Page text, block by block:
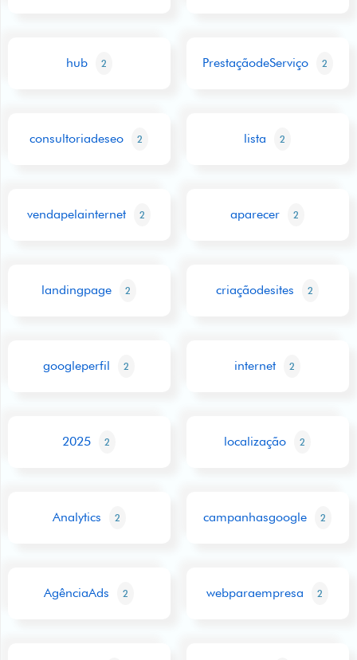
hub 2 PrestaçãodeServiço 2
consultoriadeseo 2 lista 2
vendapelainternet 2 aparecer 2
landingpage 2 criaçãodesites 2
googleperfil 2 internet 2
2025 2 localização 2
Analytics 2 campanhasgoogle 2
AgênciaAds 2 webparaempresa 2